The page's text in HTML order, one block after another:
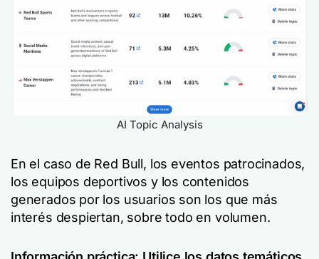
AI Topic Analysis
En el caso de Red Bull, los eventos patrocinados,
los equipos deportivos y los contenidos
generados por los usuarios son los que más
interés despiertan, sobre todo en volumen.